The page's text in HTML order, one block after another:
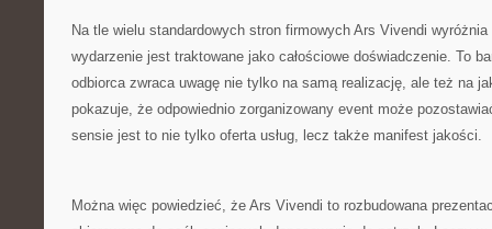
Na tle wielu standardowych stron firmowych Ars Vivendi
wydarzenie jest traktowane jako całościowe doświadczenie. To
odbiorca zwraca uwagę nie tylko na samą realizację, ale też na
pokazuje, że odpowiednio zorganizowany event może
sensie jest to nie tylko oferta usług, lecz także manifest jakości.
Można więc powiedzieć, że Ars Vivendi to rozbudowana